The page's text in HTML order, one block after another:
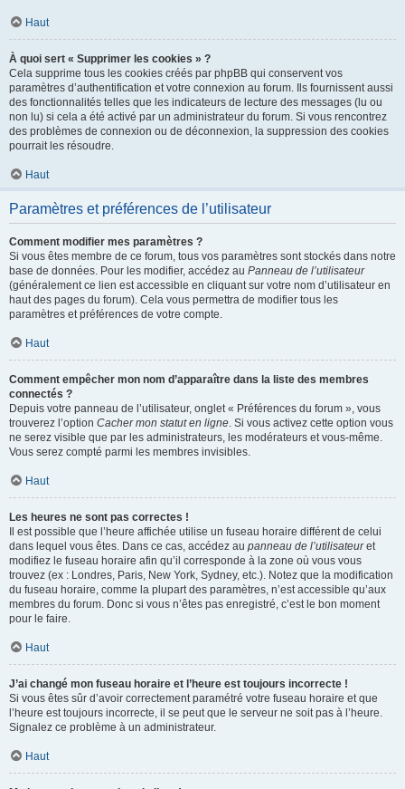
Haut
À quoi sert « Supprimer les cookies » ?
Cela supprime tous les cookies créés par phpBB qui conservent vos
paramètres d’authentification et votre connexion au forum. Ils fournissent aussi
des fonctionnalités telles que les indicateurs de lecture des messages (lu ou
non lu) si cela a été activé par un administrateur du forum. Si vous rencontrez
des problèmes de connexion ou de déconnexion, la suppression des cookies
pourrait les résoudre.
Haut
Paramètres et préférences de l’utilisateur
Comment modifier mes paramètres ?
Si vous êtes membre de ce forum, tous vos paramètres sont stockés dans notre
base de données. Pour les modifier, accédez au Panneau de l’utilisateur
(généralement ce lien est accessible en cliquant sur votre nom d’utilisateur en
haut des pages du forum). Cela vous permettra de modifier tous les
paramètres et préférences de votre compte.
Haut
Comment empêcher mon nom d’apparaître dans la liste des membres
connectés ?
Depuis votre panneau de l’utilisateur, onglet « Préférences du forum », vous
trouverez l’option Cacher mon statut en ligne. Si vous activez cette option vous
ne serez visible que par les administrateurs, les modérateurs et vous-même.
Vous serez compté parmi les membres invisibles.
Haut
Les heures ne sont pas correctes !
Il est possible que l’heure affichée utilise un fuseau horaire différent de celui
dans lequel vous êtes. Dans ce cas, accédez au panneau de l’utilisateuret
modifiez le fuseau horaire afin qu’il corresponde à la zone où vous vous
trouvez (ex : Londres, Paris, New York, Sydney, etc.). Notez que la modification
du fuseau horaire, comme la plupart des paramètres, n’est accessible qu’aux
membres du forum. Donc si vous n’êtes pas enregistré, c’est le bon moment
pour le faire.
Haut
J’ai changé mon fuseau horaire et l’heure est toujours incorrecte !
Si vous êtes sûr d’avoir correctement paramétré votre fuseau horaire et que
l’heure est toujours incorrecte, il se peut que le serveur ne soit pas à l’heure.
Signalez ce problème à un administrateur.
Haut